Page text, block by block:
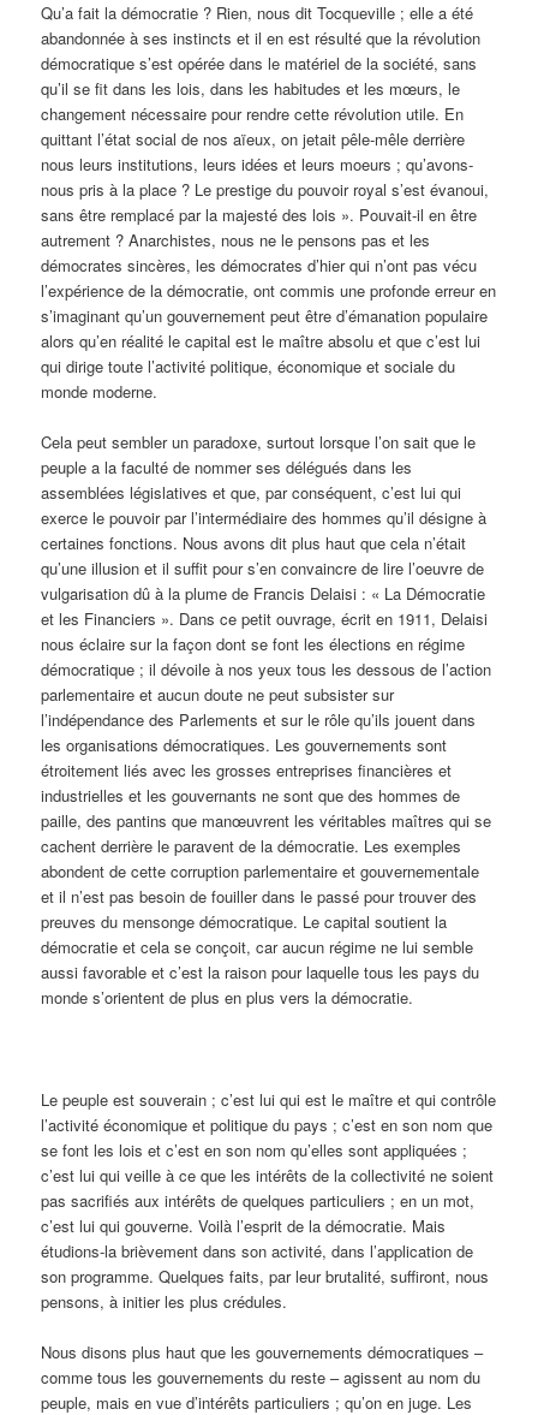
Qu’a fait la démocratie ? Rien, nous dit Tocqueville ; elle a été
abandonnée à ses instincts et il en est résulté que la révolution
démocratique s’est opérée dans le matériel de la société, sans
qu’il se fit dans les lois, dans les habitudes et les mœurs, le
changement nécessaire pour rendre cette révolution utile. En
quittant l’état social de nos aïeux, on jetait pêle-mêle derrière
nous leurs institutions, leurs idées et leurs moeurs ; qu’avons-
nous pris à la place ? Le prestige du pouvoir royal s’est évanoui,
sans être remplacé par la majesté des lois ». Pouvait-il en être
autrement ? Anarchistes, nous ne le pensons pas et les
démocrates sincères, les démocrates d’hier qui n’ont pas vécu
l’expérience de la démocratie, ont commis une profonde erreur en
s’imaginant qu’un gouvernement peut être d’émanation populaire
alors qu’en réalité le capital est le maître absolu et que c’est lui
qui dirige toute l’activité politique, économique et sociale du
monde moderne.
Cela peut sembler un paradoxe, surtout lorsque l’on sait que le
peuple a la faculté de nommer ses délégués dans les
assemblées législatives et que, par conséquent, c’est lui qui
exerce le pouvoir par l’intermédiaire des hommes qu’il désigne à
certaines fonctions. Nous avons dit plus haut que cela n’était
qu’une illusion et il suffit pour s’en convaincre de lire l’oeuvre de
vulgarisation dû à la plume de Francis Delaisi : « La Démocratie
et les Financiers ». Dans ce petit ouvrage, écrit en 1911, Delaisi
nous éclaire sur la façon dont se font les élections en régime
démocratique ; il dévoile à nos yeux tous les dessous de l’action
parlementaire et aucun doute ne peut subsister sur
l’indépendance des Parlements et sur le rôle qu’ils jouent dans
les organisations démocratiques. Les gouvernements sont
étroitement liés avec les grosses entreprises financières et
industrielles et les gouvernants ne sont que des hommes de
paille, des pantins que manœuvrent les véritables maîtres qui se
cachent derrière le paravent de la démocratie. Les exemples
abondent de cette corruption parlementaire et gouvernementale
et il n’est pas besoin de fouiller dans le passé pour trouver des
preuves du mensonge démocratique. Le capital soutient la
démocratie et cela se conçoit, car aucun régime ne lui semble
aussi favorable et c’est la raison pour laquelle tous les pays du
monde s’orientent de plus en plus vers la démocratie.
Le peuple est souverain ; c’est lui qui est le maître et qui contrôle
l’activité économique et politique du pays ; c’est en son nom que
se font les lois et c’est en son nom qu’elles sont appliquées ;
c’est lui qui veille à ce que les intérêts de la collectivité ne soient
pas sacrifiés aux intérêts de quelques particuliers ; en un mot,
c’est lui qui gouverne. Voilà l’esprit de la démocratie. Mais
étudions-la brièvement dans son activité, dans l’application de
son programme. Quelques faits, par leur brutalité, suffiront, nous
pensons, à initier les plus crédules.
Nous disons plus haut que les gouvernements démocratiques –
comme tous les gouvernements du reste – agissent au nom du
peuple, mais en vue d’intérêts particuliers ; qu’on en juge. Les